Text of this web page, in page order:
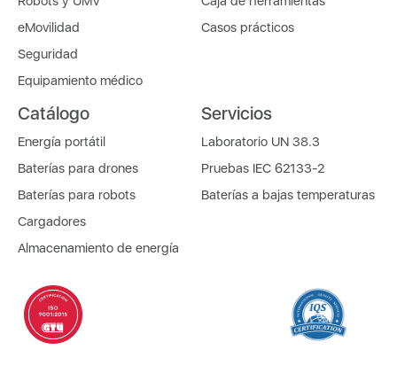
eMovilidad
Seguridad
Equipamiento médico
Casos prácticos
Catálogo
Energía portátil
Baterías para drones
Baterías para robots
Cargadores
Almacenamiento de energía
Servicios
Laboratorio UN 38.3
Pruebas IEC 62133-2
Baterías a bajas temperaturas